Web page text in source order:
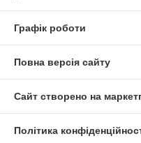
Графік роботи
Повна версія сайту
Сайт створено на
Політика